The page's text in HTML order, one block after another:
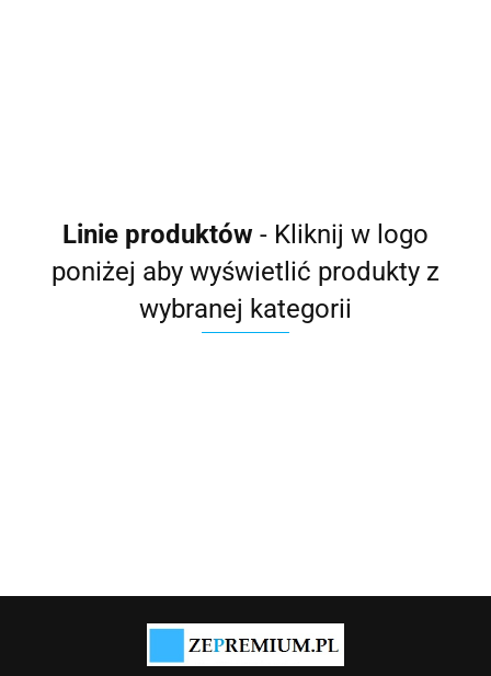
Linie produktów - Kliknij w logo
poniżej aby wyświetlić produkty z
wybranej kategorii